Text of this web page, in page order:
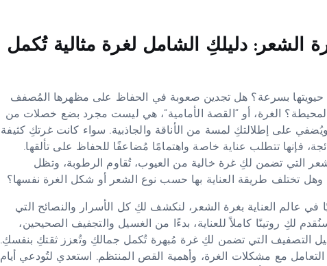
الشعر: دليلكِ الشامل لغرة مثالية تُكمل
حيويتها بسرعة؟ هل تجدين صعوبة في الحفاظ على مظهرها المُصفف
الغرة، أو “القصة الأمامية”، هي ليست مجرد بضع خصلات من
على إطلالتكِ لمسة من الأناقة والجاذبية. سواء كانت غرتكِ كثيفة
فإنها تتطلب عناية خاصة واهتمامًا مُضاعفًا للحفاظ على تألقها.
التي تضمن لكِ غرة خالية من العيوب، تُقاوم الرطوبة، وتظل
تختلف طريقة العناية بها حسب نوع الشعر أو شكل الغرة نفسها؟
في عالم العناية بغرة الشعر، لنكشف لكِ كل الأسرار والنصائح التي
لكِ روتينًا كاملاً للعناية، بدءًا من الغسيل والتجفيف الصحيحين،
حيل التصفيف التي تضمن لكِ غرة مُبهرة تُكمل جمالكِ وتُعزز ثقتكِ بنفسكِ.
مع مشكلات الغرة، وأهمية القص المنتظم. استعدي لتُودعي أيام